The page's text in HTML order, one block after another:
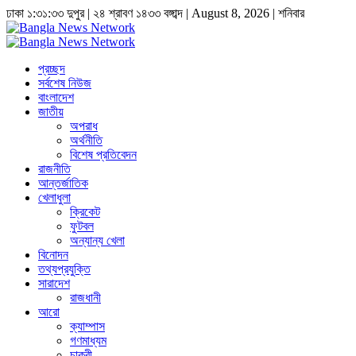
ঢাকা ১:৩১:৩৪ দুপুর| ২৪ শ্রাবণ ১৪৩৩ বঙ্গাব্দ | August 8, 2026 | শনিবার
প্রচ্ছদ
সর্বশেষ নিউজ
বাংলাদেশ
জাতীয়
অপরাধ
অর্থনীতি
বিশেষ প্রতিবেদন
রাজনীতি
আন্তর্জাতিক
খেলাধুলা
ক্রিকেট
ফুটবল
অন্যান্য খেলা
বিনোদন
তথ্যপ্রযুক্তি
সারাদেশ
রাজধানী
আরো
ক্যাম্পাস
গণমাধ্যম